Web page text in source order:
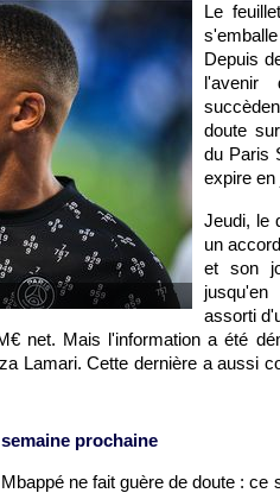
Le
Depuis
l'avenir
doute
du Paris
expire en
Jeudi, le
un
et son
assorti
net. Mais l'information a été
Lamari. Cette dernière a aussi
prochaine
ne fait guère de doute : ce